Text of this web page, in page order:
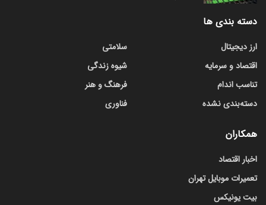
دسته بندی ها
ارز دیجیتال
اقتصاد و سرمایه
تناسب اندام
دسته‌بندی نشده
سلامتی
شیوه زندگی
فرهنگ و هنر
فناوری
همکاران
اخبار اقتصاد
تعمیرات موبایل تهران
بیت یونیکس